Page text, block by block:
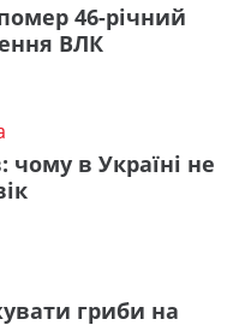
46-річний
ВЛК
чому в Україні не
гриби на